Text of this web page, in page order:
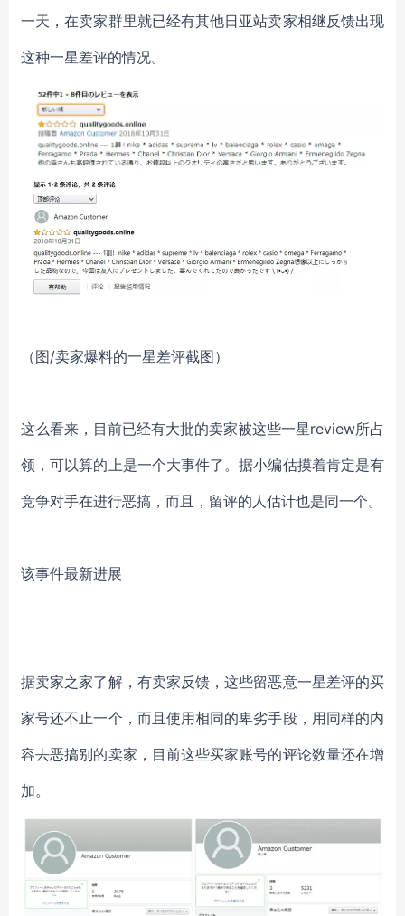
一天，在卖家群里就已经有其他日亚站卖家相继反馈出现
这种一星差评的情况。
（图/卖家爆料的一星差评截图）
这么看来，目前已经有大批的卖家被这些一星review所占
领，可以算的上是一个大事件了。据小编估摸着肯定是有
竞争对手在进行恶搞，而且，留评的人估计也是同一个。
该事件最新进展
据卖家之家了解，有卖家反馈，这些留恶意一星差评的买
家号还不止一个，而且使用相同的卑劣手段，用同样的内
容去恶搞别的卖家，目前这些买家账号的评论数量还在增
加。